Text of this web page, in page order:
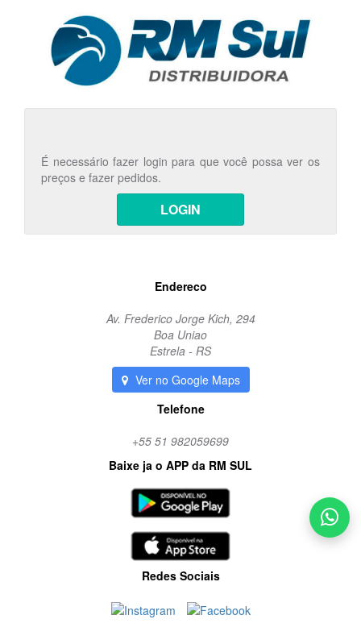
É necessário fazer login para que você possa ver os
preços e fazer pedidos.
LOGIN
Endereco
Av. Frederico Jorge Kich, 294
Boa Uniao
Estrela - RS
Ver no Google Maps
Telefone
+55 51 982059699
Baixe ja o APP da RM SUL
Redes Sociais